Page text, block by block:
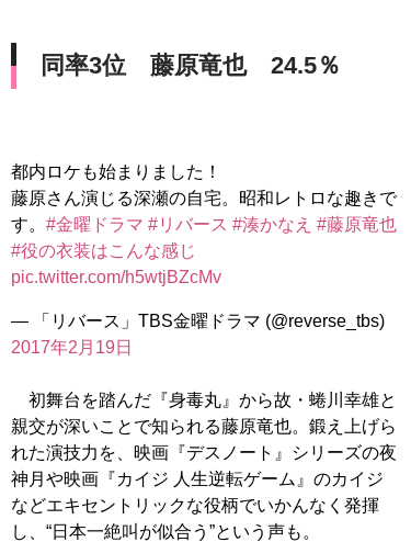
同率3位 藤原竜也 24.5％
都内ロケも始まりました！
藤原さん演じる深瀬の自宅。昭和レトロな趣きで
す。 #金曜ドラマ #リバース #湊かなえ #藤原竜也
#役の衣装はこんな感じ
pic.twitter.com/h5wtjBZcMv
— 「リバース」TBS金曜ドラマ (@reverse_tbs)
2017年2月19日
初舞台を踏んだ『身毒丸』から故・蜷川幸雄と
親交が深いことで知られる藤原竜也。鍛え上げら
れた演技力を、映画『デスノート』シリーズの夜
神月や映画『カイジ 人生逆転ゲーム』のカイジ
などエキセントリックな役柄でいかんなく発揮
し、“日本一絶叫が似合う”という声も。